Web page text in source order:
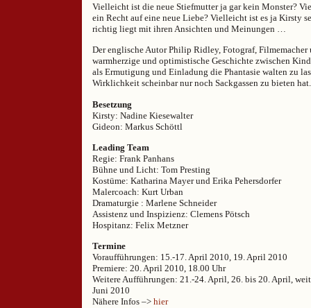
Vielleicht ist die neue Stiefmutter ja gar kein Monster?
ein Recht auf eine neue Liebe? Vielleicht ist es ja Kirsty
richtig liegt mit ihren Ansichten und Meinungen …
Der englische Autor Philip Ridley, Fotograf, Filmemacher
warmherzige und optimistische Geschichte zwischen
als Ermutigung und Einladung die Phantasie walten zu
Wirklichkeit scheinbar nur noch Sackgassen zu bieten hat.
Besetzung
Kirsty: Nadine Kiesewalter
Gideon: Markus Schöttl
Leading Team
Regie: Frank Panhans
Bühne und Licht: Tom Presting
Kostüme: Katharina Mayer und Erika Pehersdorfer
Malercoach: Kurt Urban
Dramaturgie : Marlene Schneider
Assistenz und Inspizienz: Clemens Pötsch
Hospitanz: Felix Metzner
Termine
Voraufführungen: 15.-17. April 2010, 19. April 2010
Premiere: 20. April 2010, 18.00 Uhr
Weitere Aufführungen: 21.-24. April, 26. bis 20. April,
Juni 2010
Nähere Infos –> hier